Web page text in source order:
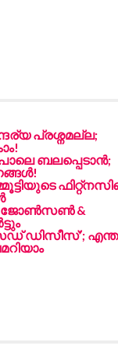
പ്രശ്നമല്ല;
ബലപ്പെടാൻ;
ജോൺസൺ &
ഡിസീസ്’;